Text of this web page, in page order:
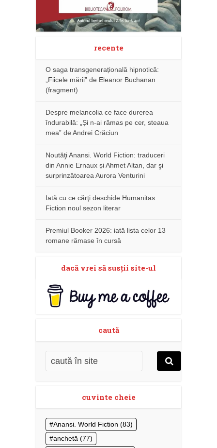
recente
O saga transgenerațională hipnotică:
„Fiicele mării” de Eleanor Buchanan
(fragment)
Despre melancolia ce face durerea
îndurabilă: „Și n-ai rămas pe cer, steaua
mea” de Andrei Crăciun
Noutăţi Anansi. World Fiction: traduceri
din Annie Ernaux și Ahmet Altan, dar şi
surprinzătoarea Aurora Venturini
Iată cu ce cărţi deschide Humanitas
Fiction noul sezon literar
Premiul Booker 2026: iată lista celor 13
romane rămase în cursă
dacă vrei să susţii site-ul
caută
cuvinte cheie
Anansi. World Fiction (83)
anchetă (77)